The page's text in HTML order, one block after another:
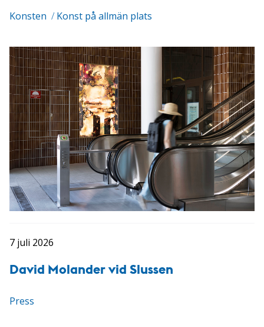
Konsten / Konst på allmän plats
7 juli 2026
David Molander vid Slussen
Press